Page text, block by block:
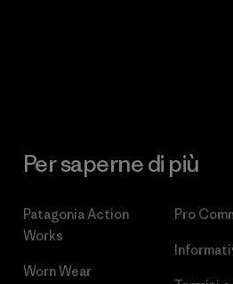
Per saperne di più
Patagonia Action
Works
Worn Wear
Pro